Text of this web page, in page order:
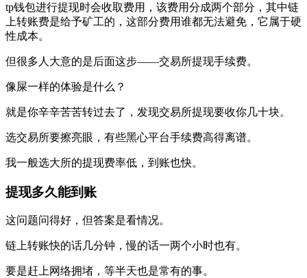
tp钱包进行提现时会收取费用，该费用分成两个部分，其中链
上转账费是给予矿工的，这部分费用谁都无法避免，它属于硬
性成本。
但很多人大意的是后面这步——交易所提现手续费。
像屎一样的体验是什么？
就是你辛辛苦苦转过去了，发现交易所提现要收你几十块。
选交易所要擦亮眼，有些黑心平台手续费高得离谱。
我一般选大所的提现费率低，到账也快。
提现多久能到账
这问题问得好，但答案是看情况。
链上转账快的话几分钟，慢的话一两个小时也有。
要是赶上网络拥堵，等半天也是常有的事。